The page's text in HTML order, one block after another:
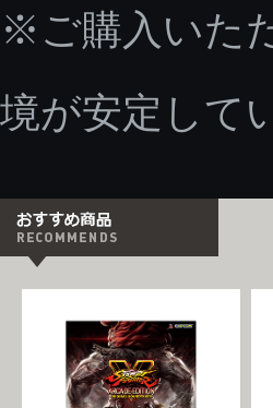
※ご購入いた
境が安定して